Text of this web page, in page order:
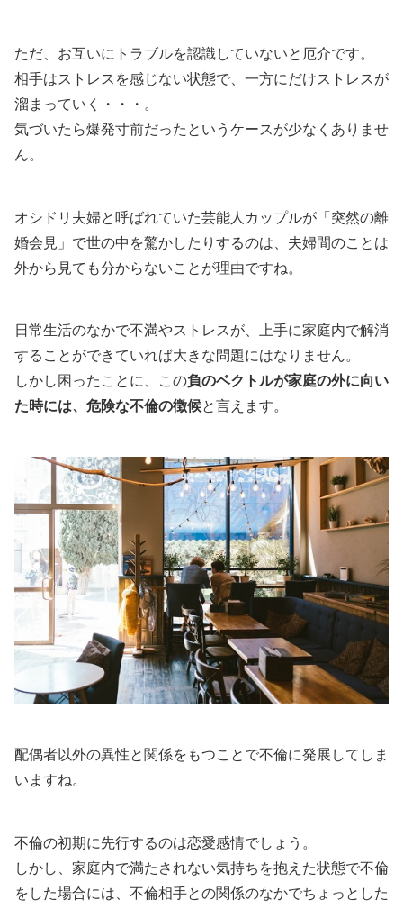
ただ、お互いにトラブルを認識していないと厄介です。
相手はストレスを感じない状態で、一方にだけストレスが
溜まっていく・・・。
気づいたら爆発寸前だったというケースが少なくありませ
ん。
オシドリ夫婦と呼ばれていた芸能人カップルが「突然の離
婚会見」で世の中を驚かしたりするのは、夫婦間のことは
外から見ても分からないことが理由ですね。
日常生活のなかで不満やストレスが、上手に家庭内で解消
することができていれば大きな問題にはなりません。
しかし困ったことに、この負のベクトルが家庭の外に向い
た時には、危険な不倫の徴候と言えます。
配偶者以外の異性と関係をもつことで不倫に発展してしま
いますね。
不倫の初期に先行するのは恋愛感情でしょう。
しかし、家庭内で満たされない気持ちを抱えた状態で不倫
をした場合には、不倫相手との関係のなかでちょっとした